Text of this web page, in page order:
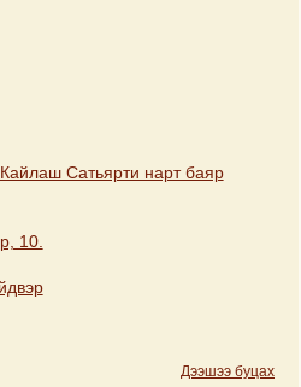
Сатьярти нарт баяр
10.
Дээшээ буцах